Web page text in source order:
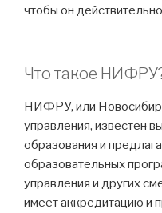
чтобы он
Что такое
НИФРУ, или
управления, известен
образования и
образовательных
управления и других
имеет аккредитацию и